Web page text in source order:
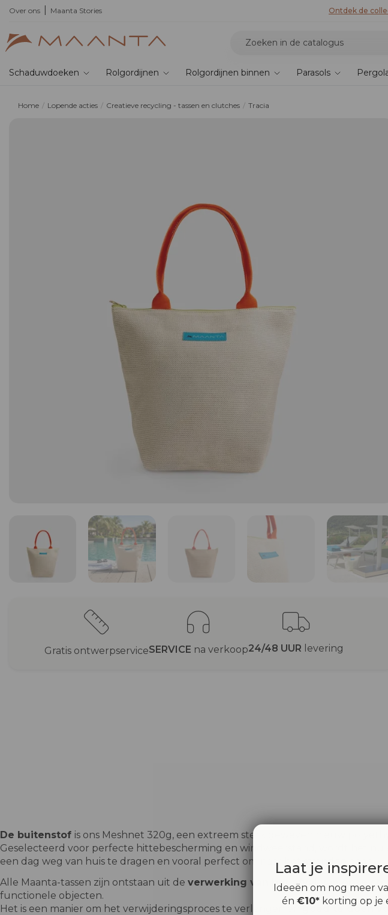
Over ons Maanta Stories
de nieuwe bioklimatische pergola Ontdek de
Schaduwdoeken Rolgordijnen Rolgordijnen binnen Parasols
Home Lopende acties Creatieve recycling - tassen en clutches Tracia
Gratis ontwerpserviceSERVICE na verkoop24/48 UUR levering
De buitenstof is ons Meshnet 320g, een extreem sterk geweven nieuw
Geselecteerd voor perfecte hittebescherming en windweerstand, wordt het nu
een dag weg van huis te dragen en vooral perfect om naar het strand te gaan.
Alle Maanta-tassen zijn ontstaan ​​uit de verwerking van het afval van onze
functionele objecten.
Het is een manier om het verwijderingsproces te verlengen en
goed te doen
Laat je
Ideeën om nog meer
én €10*korting op je